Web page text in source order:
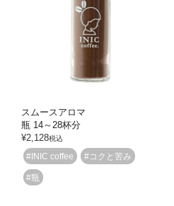
スムースアロマ
瓶 14～28杯分
¥2,128税込
#INIC coffee #コクと苦み
#瓶